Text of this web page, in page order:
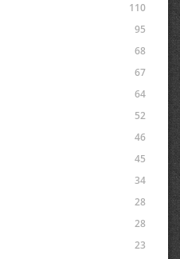
110
95
68
67
64
52
46
45
34
28
28
23